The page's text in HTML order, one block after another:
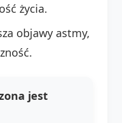
życia.
objawy astmy,
jest